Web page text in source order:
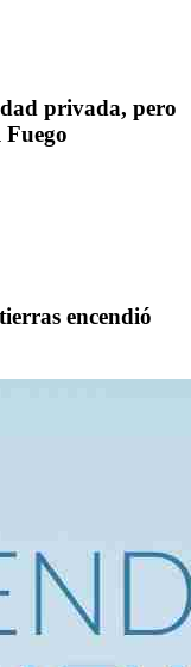
privada, pero
encendió